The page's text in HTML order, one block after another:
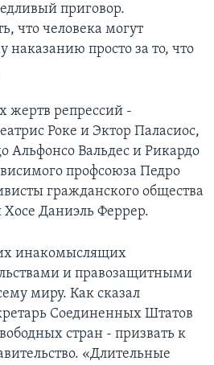
приговор.
что человека могут
наказанию просто за то, что
жертв репрессий -
Роке и Эктор Паласиос,
Альфонсо Вальдес и Рикардо
профсоюза Педро
гражданского общества
Даниэль Феррер.
инакомыслящих
и правозащитными
миру. Как сказал
Соединенных Штатов
стран - призвать к
«Длительные